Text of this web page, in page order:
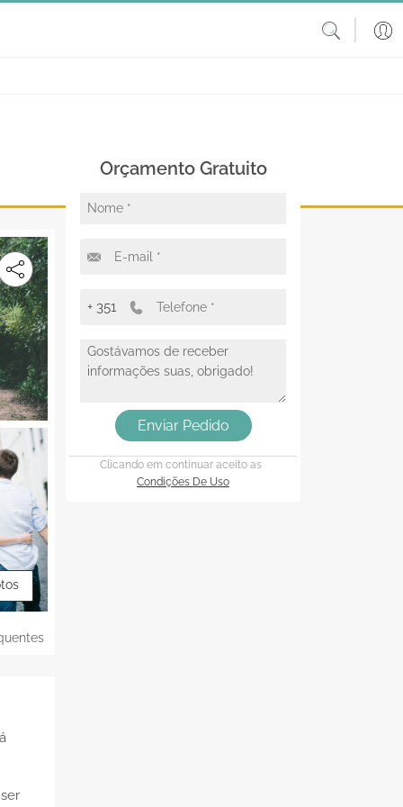
Orçamento Gratuito
+ 351
Enviar Pedido
Clicando em continuar aceito as
Condições De Uso